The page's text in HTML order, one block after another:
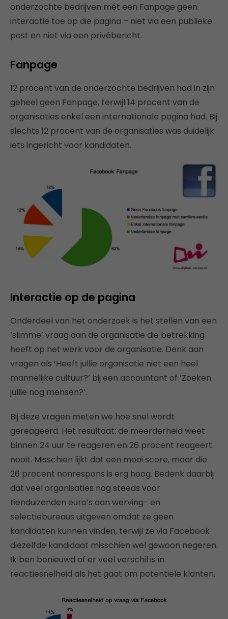
onderzochte bedrijven mét een Fanpage geen
interactie toe op die pagina – niet via een publieke
post en niet via een privébericht.
Fanpage
12 procent van de onderzochte bedrijven had in zijn
geheel geen Fanpage, terwijl 14 procent van de
organisaties enkel een internationale pagina had. Bij
slechts 12 procent van de organisaties was duidelijk
iets ingericht voor kandidaten.
Interactie op de pagina
Onderdeel van het onderzoek is het stellen van een
‘slimme’ vraag aan de organisatie die betrekking
heeft op het werk voor de organisatie. Denk aan
vragen als ‘Heeft jullie organisatie niet een heel
mannelijke cultuur?’ bij een accountant of ‘Zoeken
jullie nog mensen?’.
Bij deze vragen meten we hoe snel wordt
gereageerd. Het resultaat: de meerderheid weet
binnen 24 uur te reageren en 26 procent reageert
nooit. Misschien lijkt dat een mooi score, maar die
26 procent nonrespons is erg hoog. Bedenk daarbij
dat veel organisaties nog steeds voor
tienduizenden euro’s aan werving- en
selectiebureaus uitgeven omdat ze geen
kandidaten kunnen vinden, terwijl ze via Facebook
diezelfde kandidaat misschien wel gewoon negeren.
Ik ben benieuwd of er veel verschil is in
reactiesnelheid als het gaat om potentiële klanten.